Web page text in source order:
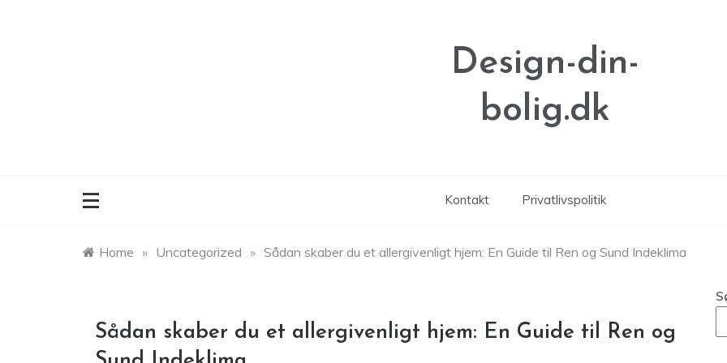
Design-din-
bolig.dk
Kontakt Privatlivspolitik
Home » Uncategorized » Sådan skaber du et allergivenligt hjem: En Guide til Ren og Sund Indeklima
Sådan skaber du et allergivenligt hjem: En Guide til Ren og